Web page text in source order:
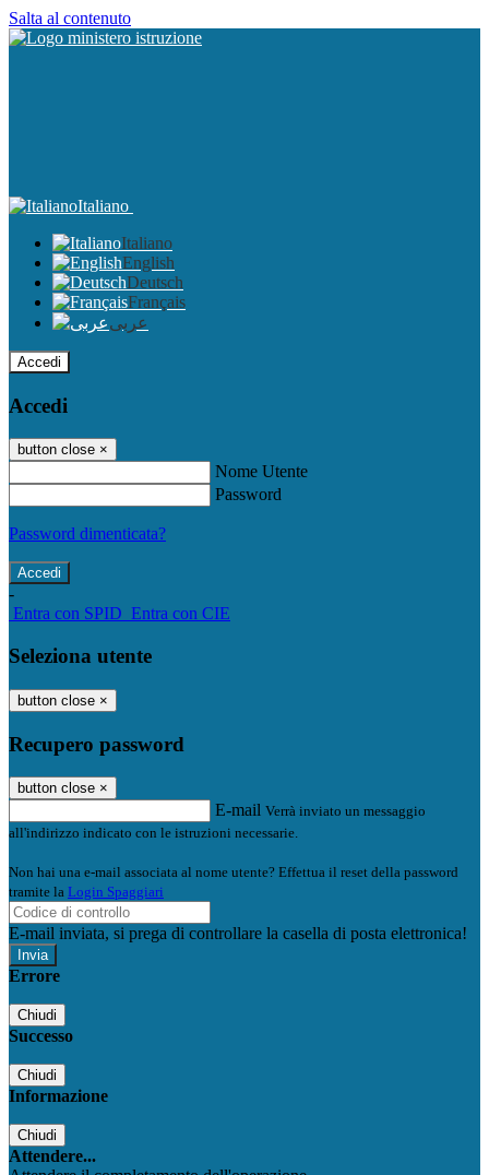
Salta al contenuto
Italiano
Italiano
English
Deutsch
Français
عربى
Accedi
Accedi
button close ×
Nome Utente
Password
Password dimenticata?
-
Entra con SPID Entra con CIE
Seleziona utente
button close ×
Recupero password
button close ×
E-mail Verrà inviato un messaggio
all'indirizzo indicato con le istruzioni necessarie.
Non hai una e-mail associata al nome utente? Effettua il reset della password
tramite la Login Spaggiari
E-mail inviata, si prega di controllare la casella di posta elettronica!
Errore
Chiudi
Successo
Chiudi
Informazione
Chiudi
Attendere...